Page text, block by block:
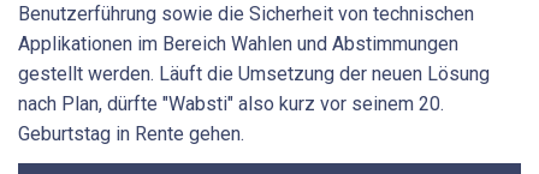
Benutzerführung sowie die Sicherheit von technischen
Applikationen im Bereich Wahlen und Abstimmungen
gestellt werden. Läuft die Umsetzung der neuen Lösung
nach Plan, dürfte "Wabsti" also kurz vor seinem 20.
Geburtstag in Rente gehen.